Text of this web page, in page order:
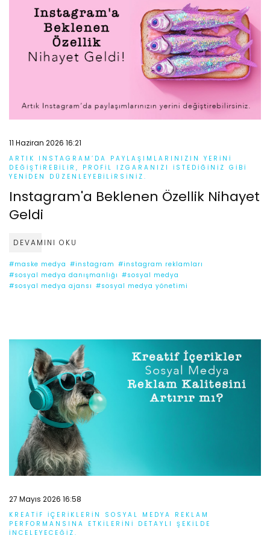
11 Haziran 2026 16:21
ARTIK INSTAGRAM’DA PAYLAŞIMLARINIZIN YERINI
DEĞIŞTIREBILIR, PROFIL IZGARANIZI ISTEDIĞINIZ GIBI
YENIDEN DÜZENLEYEBILIRSINIZ.
Instagram'a Beklenen Özellik Nihayet
Geldi
DEVAMINI OKU
#maske medya #instagram #instagram reklamları
#sosyal medya danışmanlığı #sosyal medya
#sosyal medya ajansı #sosyal medya yönetimi
27 Mayıs 2026 16:58
KREATIF IÇERIKLERIN SOSYAL MEDYA REKLAM
PERFORMANSINA ETKILERINI DETAYLI ŞEKILDE
INCELEYECEĞIZ.